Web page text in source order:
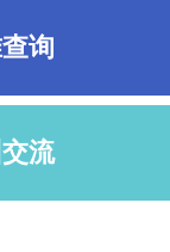
询
流